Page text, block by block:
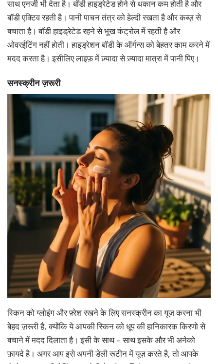
साथ एनर्जी भी देता है। बॉडी हाइड्रेटेड होने से थकान कम होती है और
बॉडी एक्टिव रहती है। पानी पाचन तंत्र को हेल्दी रखता है और कब्ज़ से
बचाता है। बॉडी हाइड्रेटेड रहने से भूख कंट्रोल में रहती है और
ओवरईटिंग नहीं होती। हाइड्रेशन बॉडी के ऑर्गन्स को बेहतर काम करने में
मदद करता है। इसीलिए लाइफ़ में ज़्यादा से ज़्यादा मात्रा में पानी पिए।
सनस्क्रीन ज़रूरी
स्किन को ग्लोइंग और फ़्रेश रखने के लिए सनस्क्रीन का यूज़ करना भी
बेहद ज़रूरी है, क्योंकि ये आपकी स्किन को धूप की हानिकारक किरणो से
बचाने में मदद दिलाता है। इसी के साथ – साथ इसके और भी अनेको
फ़ायदे है। अगर आप इसे अपनी डेली रूटीन में यूज़ करते है, तो आपके